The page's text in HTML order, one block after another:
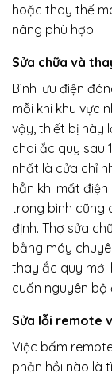
hoặc thay thế
nâng phù hợp.
Sửa chữa và
Bình lưu điện
mỗi khi khu vực
vậy, thiết bị này
chai ắc quy sau
nhất là cửa chỉ
hẳn khi mất
trong bình cũng
định. Thợ sửa
bằng máy
thay ắc quy mới
cuốn nguyên
Sửa lỗi remote
Việc bấm
phản hồi nào là